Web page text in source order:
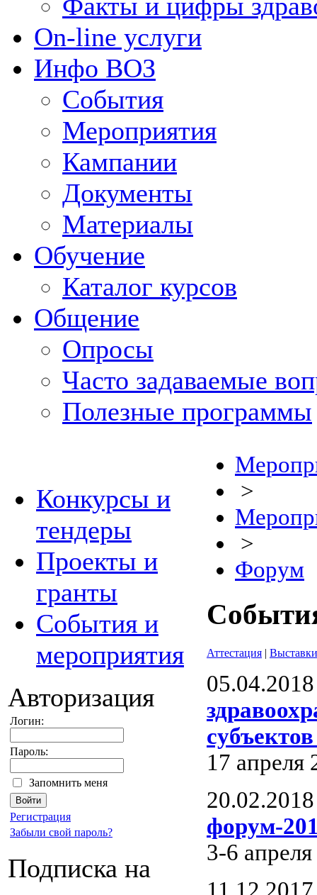
On-line услуги
Инфо ВОЗ
События
Мероприятия
Кампании
Документы
Материалы
Обучение
Каталог курсов
Общение
Опросы
Часто задаваемые
Полезные программы
Конкурсы и
тендеры
Проекты и
гранты
События и
мероприятия
Авторизация
Логин:
Пароль:
Запомнить меня
Регистрация
Забыли свой пароль?
Подписка на
>
>
Форум
Аттестация | Выставки
05.04.2018
17 апреля
20.02.2018
форум-
3-6